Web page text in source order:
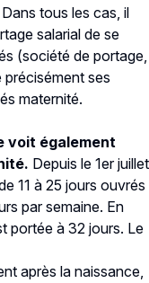
tous les cas, il
salarial de se
(société de portage,
ses
maternité.
voit également
Depuis le 1er juillet
11 à 25 jours ouvrés
par semaine. En
portée à 32 jours. Le
après la naissance,